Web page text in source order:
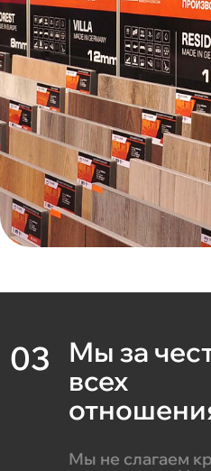
03
Мы за
всех
Мы не слагаем